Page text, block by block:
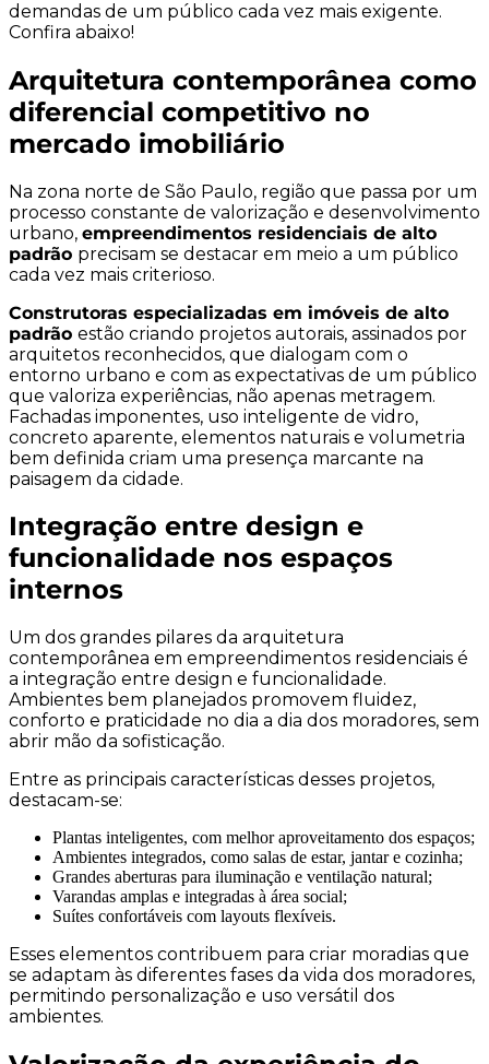
demandas de um público cada vez mais exigente.
Confira abaixo!
Arquitetura contemporânea como
diferencial competitivo no
mercado imobiliário
Na zona norte de São Paulo, região que passa por um
processo constante de valorização e desenvolvimento
urbano, empreendimentos residenciais de alto
padrão precisam se destacar em meio a um público
cada vez mais criterioso.
Construtoras especializadas em imóveis de alto
padrão estão criando projetos autorais, assinados por
arquitetos reconhecidos, que dialogam com o
entorno urbano e com as expectativas de um público
que valoriza experiências, não apenas metragem.
Fachadas imponentes, uso inteligente de vidro,
concreto aparente, elementos naturais e volumetria
bem definida criam uma presença marcante na
paisagem da cidade.
Integração entre design e
funcionalidade nos espaços
internos
Um dos grandes pilares da arquitetura
contemporânea em empreendimentos residenciais é
a integração entre design e funcionalidade.
Ambientes bem planejados promovem fluidez,
conforto e praticidade no dia a dia dos moradores, sem
abrir mão da sofisticação.
Entre as principais características desses projetos,
destacam-se:
Plantas inteligentes, com melhor aproveitamento dos espaços;
Ambientes integrados, como salas de estar, jantar e cozinha;
Grandes aberturas para iluminação e ventilação natural;
Varandas amplas e integradas à área social;
Suítes confortáveis com layouts flexíveis.
Esses elementos contribuem para criar moradias que
se adaptam às diferentes fases da vida dos moradores,
permitindo personalização e uso versátil dos
ambientes.